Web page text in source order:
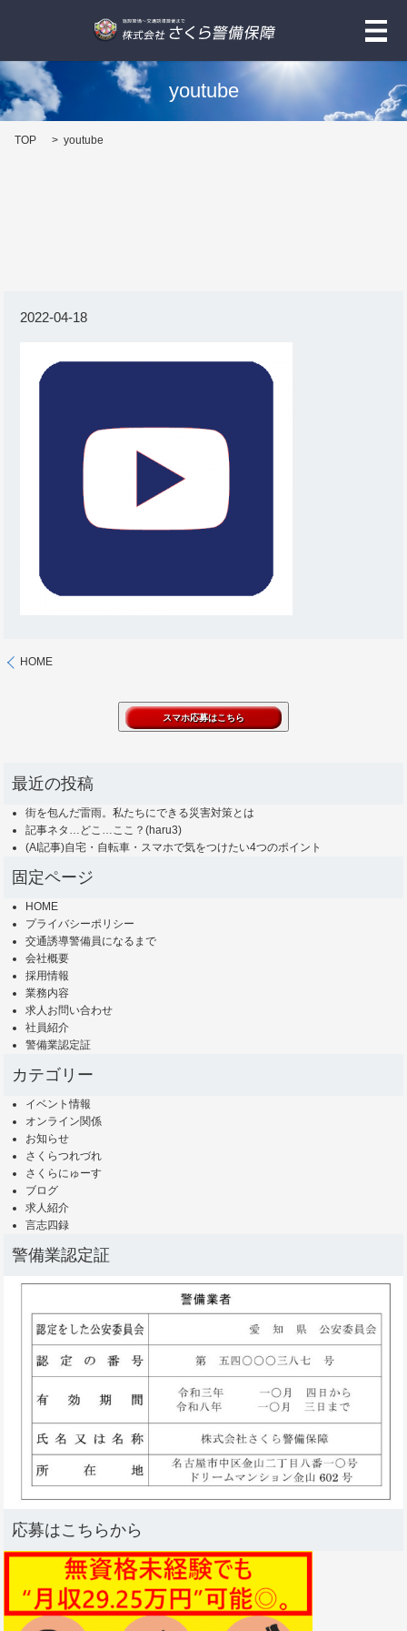
メ
youtube
TOP youtube
2022-04-18
HOME
最近の投稿
街を包んだ雷雨。私たちにできる災害対策とは
記事ネタ…どこ…ここ？(haru3)
(AI記事)自宅・自転車・スマホで気をつけたい4つのポイント
固定ページ
HOME
プライバシーポリシー
交通誘導警備員になるまで
会社概要
採用情報
業務内容
求人お問い合わせ
社員紹介
警備業認定証
カテゴリー
イベント情報
オンライン関係
お知らせ
さくらつれづれ
さくらにゅーす
ブログ
求人紹介
言志四録
警備業認定証
応募はこちらから